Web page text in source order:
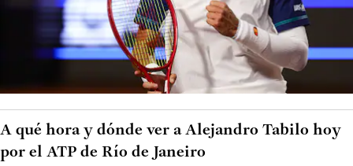
A qué hora y dónde ver a Alejandro Tabilo hoy
por el ATP de Río de Janeiro